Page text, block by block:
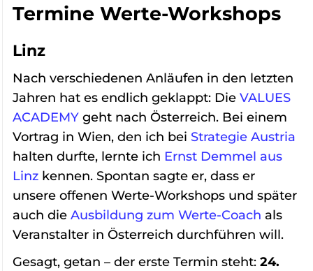
Termine Werte-Workshops
Linz
Nach verschiedenen Anläufen in den letzten
Jahren hat es endlich geklappt: Die VALUES
ACADEMY geht nach Österreich. Bei einem
Vortrag in Wien, den ich bei Strategie Austria
halten durfte, lernte ich Ernst Demmel aus
Linz kennen. Spontan sagte er, dass er
unsere offenen Werte-Workshops und später
auch die Ausbildung zum Werte-Coach als
Veranstalter in Österreich durchführen will.
Gesagt, getan – der erste Termin steht: 24.